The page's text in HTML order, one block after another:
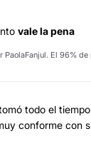
vale la pena
PaolaFanjul. El 96%
todo el
conforme con